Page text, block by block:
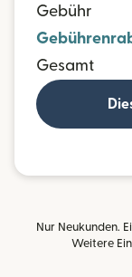
Gebühr
Gesamt
Nur Neukunden.
Weitere